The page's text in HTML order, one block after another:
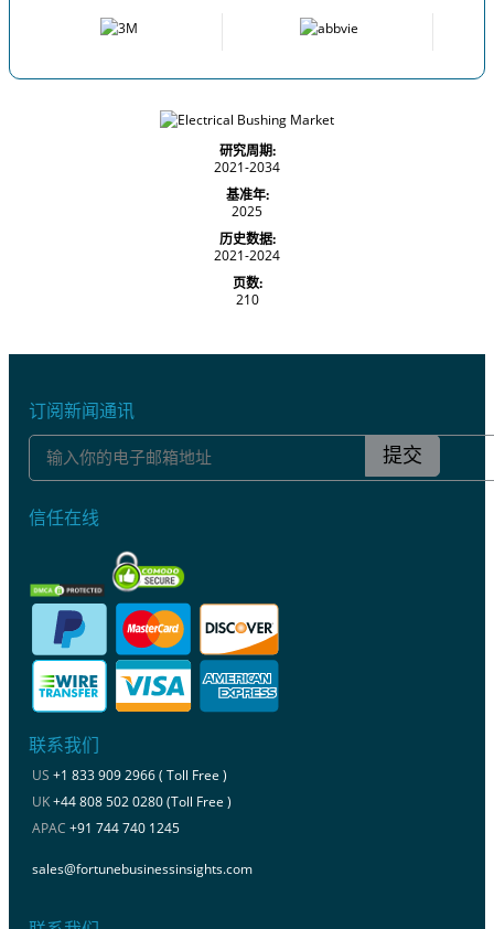
研究周期:
2021-2034
基准年:
2025
历史数据:
2021-2024
页数:
210
订阅新闻通讯
提交
信任在线
联系我们
US +1 833 909 2966 ( Toll Free )
UK+44 808 502 0280 (Toll Free )
APAC +91 744 740 1245
sales@fortunebusinessinsights.com